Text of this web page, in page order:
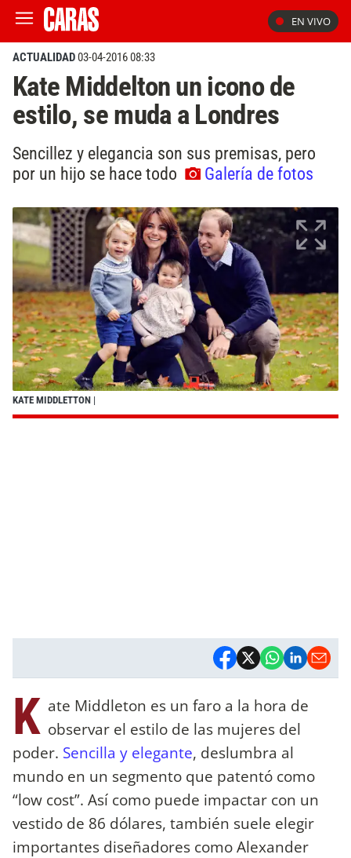
EN VIVO
ACTUALIDAD03-04-2016 08:33
Kate Middelton un icono de
estilo, se muda a Londres
Sencillez y elegancia son sus premisas, pero
por un hijo se hace todo
Galería de fotos
KATE MIDDLETTON |
K ate Middleton es un faro a la hora de
observar el estilo de las mujeres del
poder. Sencilla y elegante, deslumbra al
mundo en un segmento que patentó como
“low cost”. Así como puede impactar con un
vestido de 86 dólares, también suele elegir
importantes diseñadores como Alexander